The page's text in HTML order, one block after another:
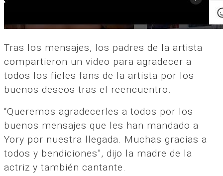
Tras los mensajes, los padres de la artista
compartieron un video para agradecer a
todos los fieles fans de la artista por los
buenos deseos tras el reencuentro.
“Queremos agradecerles a todos por los
buenos mensajes que les han mandado a
Yory por nuestra llegada. Muchas gracias a
todos y bendiciones”, dijo la madre de la
actriz y también cantante.